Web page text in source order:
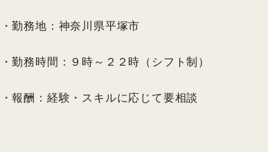
・勤務地：神奈川県平塚市
・勤務時間：９時～２２時（シフト制）
・報酬：経験・スキルに応じて要相談